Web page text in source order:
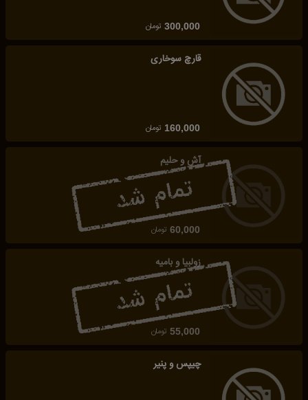
300,000 تومان
قارچ سوخاری
160,000 تومان
آش و حلیم
60,000 تومان
زولبیا و بامیه
55,000 تومان
چیپس و پنیر